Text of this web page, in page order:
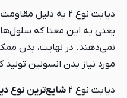
دیابت نوع 2 به
یعنی به این معنا که
نمی‌دهند. در نهایت، بدن
مورد نیاز بدن انسولین تولید
دیابت نوع 2 شایع‌ترین نوع